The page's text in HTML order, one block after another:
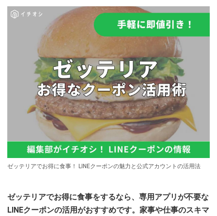
ゼッテリアでお得に食事！ LINEクーポンの魅力と公式アカウントの活用法
ゼッテリアでお得に食事をするなら、専用アプリが不要な
LINEクーポンの活用がおすすめです。家事や仕事のスキマ